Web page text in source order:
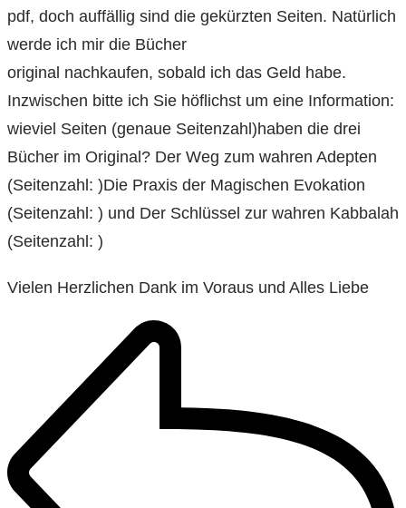
pdf, doch auffällig sind die gekürzten Seiten. Natürlich
werde ich mir die Bücher
original nachkaufen, sobald ich das Geld habe.
Inzwischen bitte ich Sie höflichst um eine Information:
wieviel Seiten (genaue Seitenzahl)haben die drei
Bücher im Original? Der Weg zum wahren Adepten
(Seitenzahl: )Die Praxis der Magischen Evokation
(Seitenzahl: ) und Der Schlüssel zur wahren Kabbalah
(Seitenzahl: )
Vielen Herzlichen Dank im Voraus und Alles Liebe